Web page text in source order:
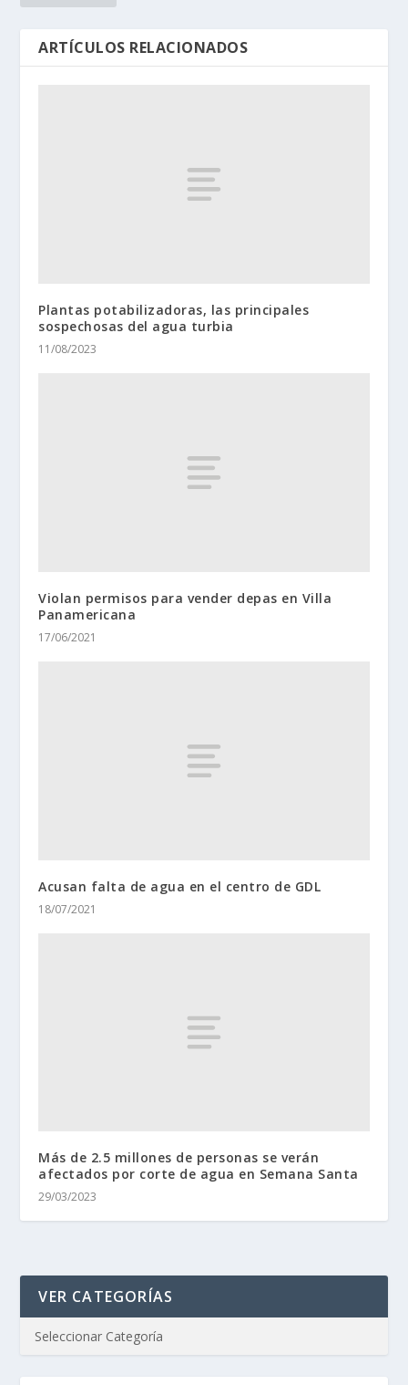
ARTÍCULOS RELACIONADOS
Plantas potabilizadoras, las principales
sospechosas del agua turbia
11/08/2023
Violan permisos para vender depas en Villa
Panamericana
17/06/2021
Acusan falta de agua en el centro de GDL
18/07/2021
Más de 2.5 millones de personas se verán
afectados por corte de agua en Semana Santa
29/03/2023
VER CATEGORÍAS